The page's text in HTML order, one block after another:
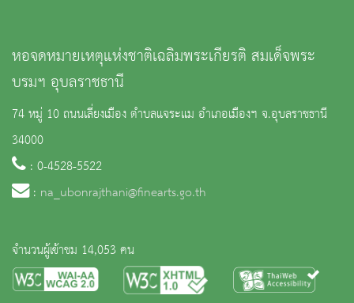
หอจดหมายเหตุแห่งชาติเฉลิมพระเกียรติ สมเด็จพระ
บรมฯ อุบลราชธานี
74 หมู่ 10 ถนนเลี่ยงเมือง ตำบลแจระแม อำเภอเมืองฯ จ.อุบลราชธานี
34000
: 0-4528-5522
: na_ubonrajthani@finearts.go.th
จำนวนผู้เข้าชม 14,053 คน